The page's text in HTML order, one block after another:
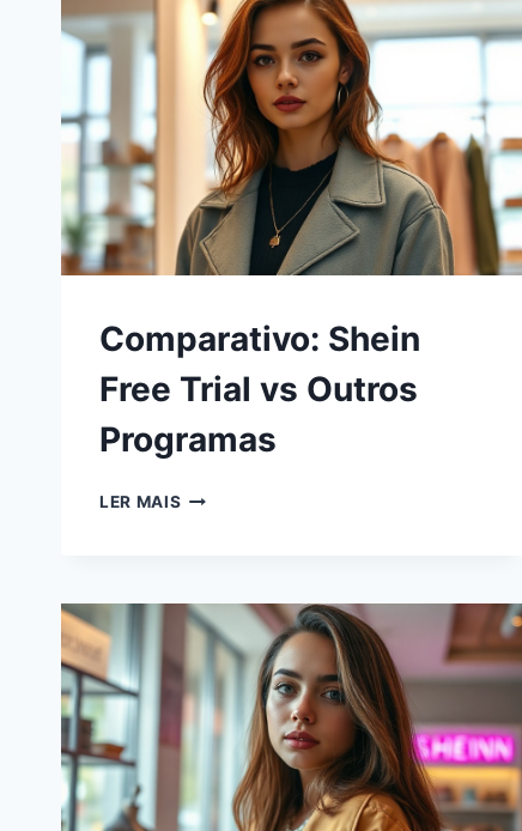
Comparativo: Shein
Free Trial vs Outros
Programas
LER MAIS